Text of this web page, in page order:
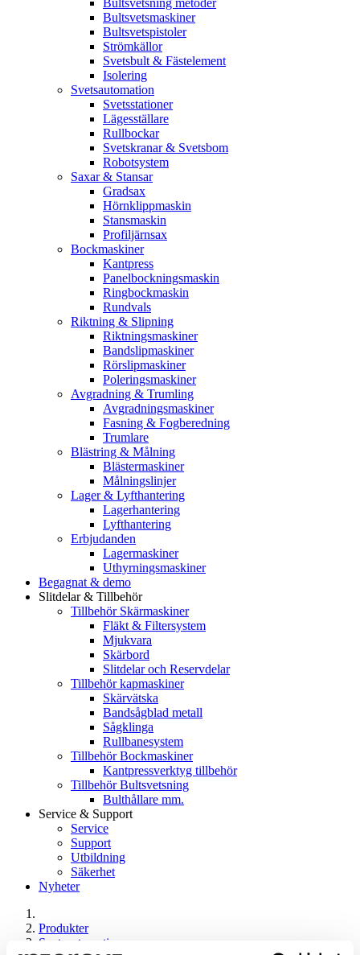
Bultsvetsning metoder
Bultsvetsmaskiner
Bultsvetspistoler
Strömkällor
Svetsbult & Fästelement
Isolering
Svetsautomation
Svetsstationer
Lägesställare
Rullbockar
Svetskranar & Svetsbom
Robotsystem
Saxar & Stansar
Gradsax
Hörnklippmaskin
Stansmaskin
Profiljärnsax
Bockmaskiner
Kantpress
Panelbockningsmaskin
Ringbockmaskin
Rundvals
Riktning & Slipning
Riktningsmaskiner
Bandslipmaskiner
Rörslipmaskiner
Poleringsmaskiner
Avgradning & Trumling
Avgradningsmaskiner
Fasning & Fogberedning
Trumlare
Blästring & Målning
Blästermaskiner
Målningslinjer
Lager & Lyfthantering
Lagerhantering
Lyfthantering
Erbjudanden
Lagermaskiner
Uthyrningsmaskiner
Begagnat & demo
Slitdelar & Tillbehör
Tillbehör Skärmaskiner
Fläkt & Filtersystem
Mjukvara
Skärbord
Slitdelar och Reservdelar
Tillbehör kapmaskiner
Skärvätska
Bandsågblad metall
Sågklinga
Rullbanesystem
Tillbehör Bockmaskiner
Kantpressverktyg tillbehör
Tillbehör Bultsvetsning
Bulthållare mm.
Service & Support
Service
Support
Utbildning
Säkerhet
Nyheter
Produkter
Svetsautomation